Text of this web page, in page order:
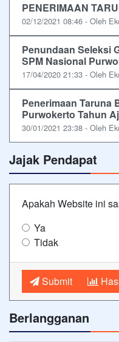
PENERIMAAN
02/12/2021 08:46 - Oleh
Penundaan Seleksi
SPM Nasional
17/04/2020 21:33 - Oleh
Penerimaan Taruna
Purwokerto Tahun
30/01/2021 23:38 - Oleh
Jajak Pendapat
Apakah Website ini
Ya
Tidak
Submit
Berlangganan